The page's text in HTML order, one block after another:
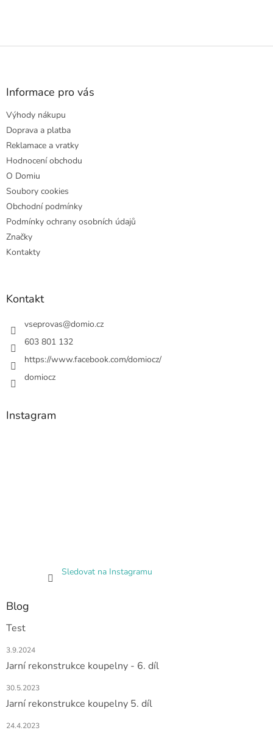
Z
Informace pro vás
Výhody nákupu
Doprava a platba
Reklamace a vratky
Hodnocení obchodu
O Domiu
Soubory cookies
Obchodní podmínky
Podmínky ochrany osobních údajů
Značky
Kontakty
Kontakt
vseprovas@domio.cz
603 801 132
https://www.facebook.com/domiocz/
domiocz
Instagram
Sledovat na Instagramu
Blog
Test
3.9.2024
Jarní rekonstrukce koupelny - 6. díl
30.5.2023
Jarní rekonstrukce koupelny 5. díl
24.4.2023